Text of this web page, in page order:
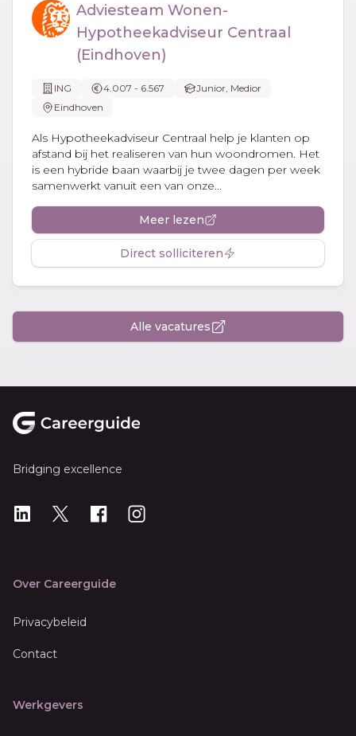
Adviesteam Wonen-
Hypotheekadviseur Centraal
(Eindhoven)
ING 4.007 - 6.567
Junior, Medior
Eindhoven
Als Hypotheekadviseur Centraal help je klanten op
afstand bij het realiseren van hun woondromen. Het
is een hybride baan waarbij je twee dagen per week
samenwerkt vanuit een van onze...
Meer lezen
Direct solliciteren
Alle vacatures
Bridging excellence
LinkedIn
X Instagram
Over Careerguide
Privacybeleid
Contact
Werkgevers